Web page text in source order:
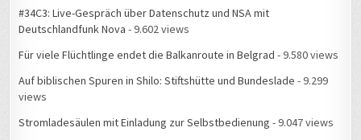
#34C3: Live-Gespräch über Datenschutz und NSA mit
Deutschlandfunk Nova - 9.602 views
Für viele Flüchtlinge endet die Balkanroute in Belgrad - 9.580 views
Auf biblischen Spuren in Shilo: Stiftshütte und Bundeslade - 9.299
views
Stromladesäulen mit Einladung zur Selbstbedienung - 9.047 views